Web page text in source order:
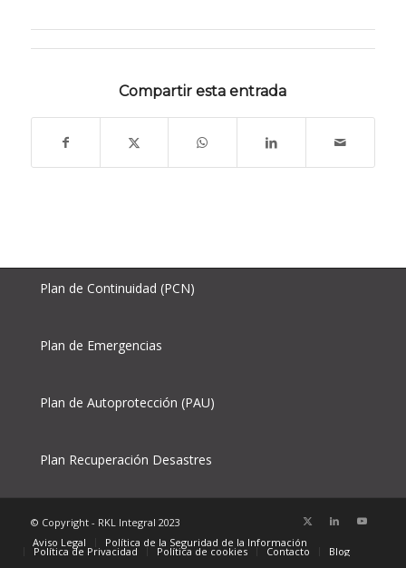
Compartir esta entrada
Plan de Continuidad (PCN)
Plan de Emergencias
Plan de Autoprotección (PAU)
Plan Recuperación Desastres
© Copyright - RKL Integral 2023
Aviso Legal
Política de la Seguridad de la Información
Política de Privacidad Política de cookies Contacto Blog